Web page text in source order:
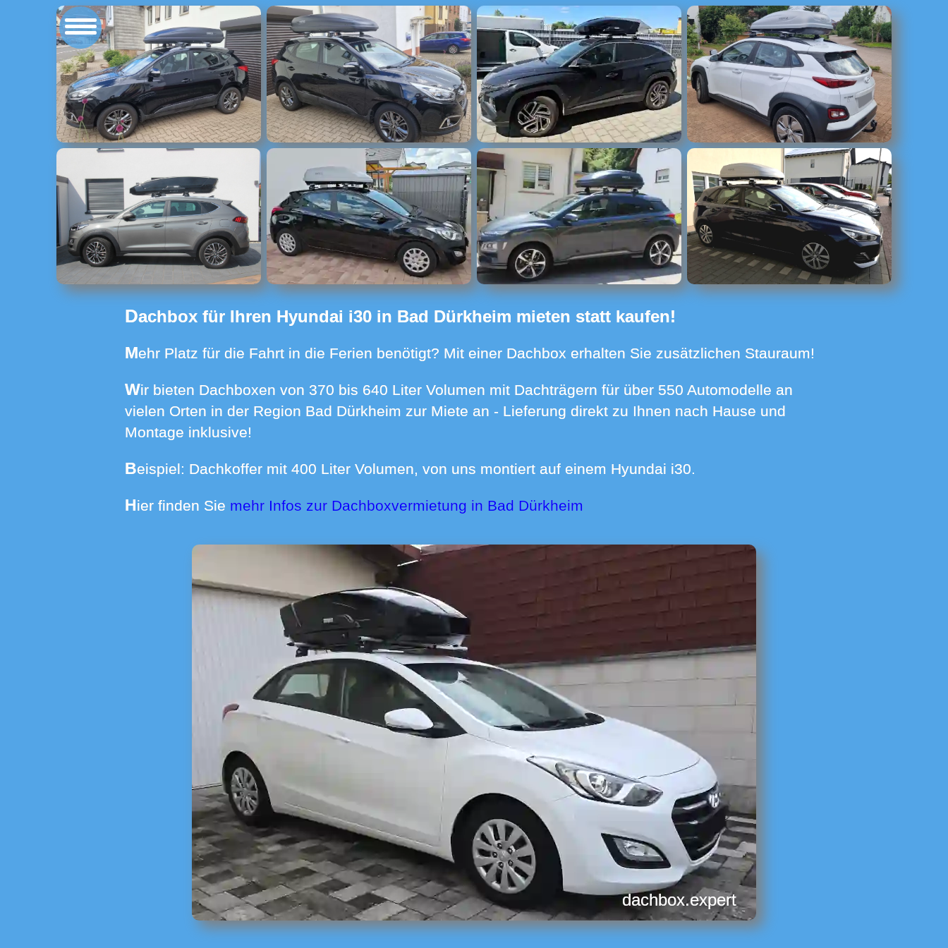
Dachbox für Ihren Hyundai i30 in Bad Dürkheim mieten statt kaufen!
Mehr Platz für die Fahrt in die Ferien benötigt? Mit einer Dachbox erhalten Sie zusätzlichen Stauraum!
Wir bieten Dachboxen von 370 bis 640 Liter Volumen mit Dachträgern für über 550 Automodelle an
vielen Orten in der Region Bad Dürkheim zur Miete an - Lieferung direkt zu Ihnen nach Hause und
Montage inklusive!
Beispiel: Dachkoffer mit 400 Liter Volumen, von uns montiert auf einem Hyundai i30.
Hier finden Sie mehr Infos zur Dachboxvermietung in Bad Dürkheim
dachbox.expert